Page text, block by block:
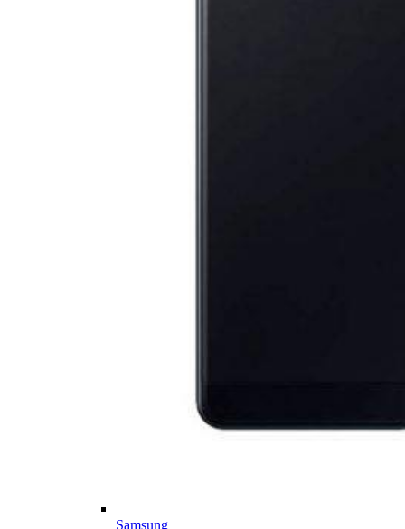
Samsung